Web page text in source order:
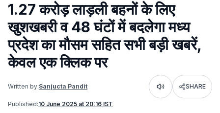
1.27 करोड़ लाड़ली बहनों के लिए
खुशखबरी व 48 घंटों में बदलेगा मध्य
प्रदेश का मौसम सहित सभी बड़ी खबरें,
केवल एक क्लिक पर
Written by:Sanjucta Pandit Listen SHARE
Published:10 June 2025 at 20:16 IST